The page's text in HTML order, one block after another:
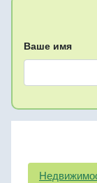
Ваше имя